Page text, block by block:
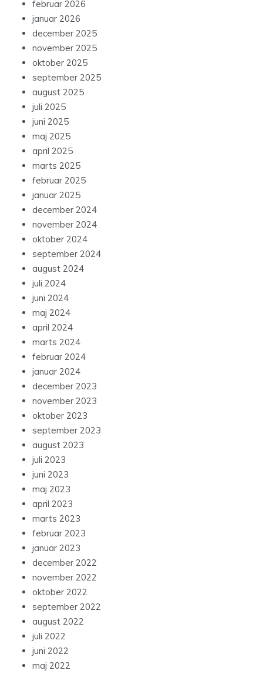
februar 2026
januar 2026
december 2025
november 2025
oktober 2025
september 2025
august 2025
juli 2025
juni 2025
maj 2025
april 2025
marts 2025
februar 2025
januar 2025
december 2024
november 2024
oktober 2024
september 2024
august 2024
juli 2024
juni 2024
maj 2024
april 2024
marts 2024
februar 2024
januar 2024
december 2023
november 2023
oktober 2023
september 2023
august 2023
juli 2023
juni 2023
maj 2023
april 2023
marts 2023
februar 2023
januar 2023
december 2022
november 2022
oktober 2022
september 2022
august 2022
juli 2022
juni 2022
maj 2022